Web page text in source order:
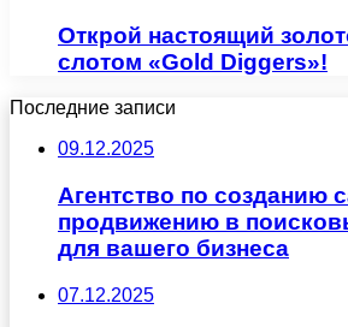
Открой настоящий
слотом «Gold Diggers»!
Последние записи
09.12.2025
Агентство по созданию
продвижению в
для вашего бизнеса
07.12.2025